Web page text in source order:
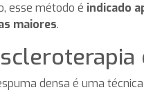
esse método é indicado
maiores.
densa é uma